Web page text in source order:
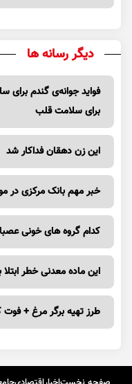
دیگر رسانه ها
فواید جوانه‌ی گندم برای
برای سلامت قلب
این زن دهقان فداکار شد
خبر مهم بانک مرکزی در
کدام گروه های خونی
این ماده معدنی خطر
طرز تهیه برگر مرغ + فوت